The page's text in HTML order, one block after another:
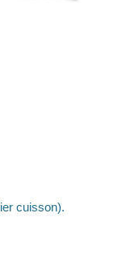
cuisson).